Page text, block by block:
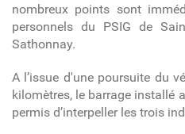
nombreux points sont
personnels du PSIG de
Sathonnay.
A l’issue d'une poursuite du
kilomètres, le barrage installé
permis d’interpeller les trois